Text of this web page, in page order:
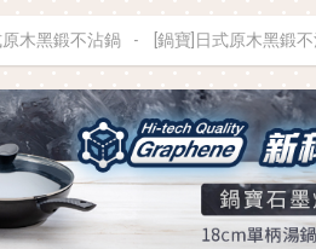
原木黑鍛不沾鍋 [鍋寶]日式原木黑鍛